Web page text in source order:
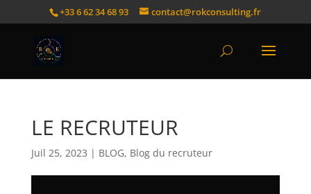
+33 6 62 34 68 93 contact@rokconsulting.fr
LE RECRUTEUR
Juil 25, 2023 | BLOG, Blog du recruteur